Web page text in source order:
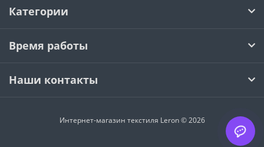
Категории
Время работы
Наши контакты
Интернет-магазин текстиля Leron © 2026